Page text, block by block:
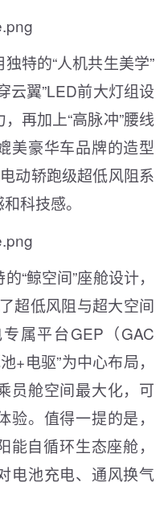
特的“人机共生美学”
云翼”LED前大灯组设
再加上“高脉冲”腰线
美豪华车品牌的造型
动轿跑级超低风阻系
科技感。
“鲸空间”座舱设计，
超低风阻与超大空间
属平台GEP（GAC
+电驱”为中心布局，
员舱空间最大化，可
。值得一提的是，
自循环生态座舱，
电池充电、通风换气